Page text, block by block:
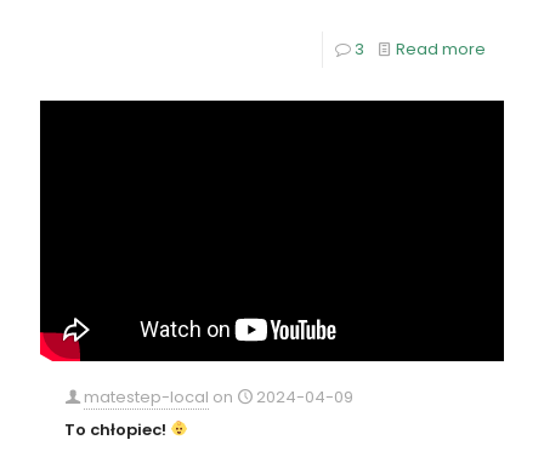
3 Read more
matestep-local on
2024-04-09
To chłopiec!